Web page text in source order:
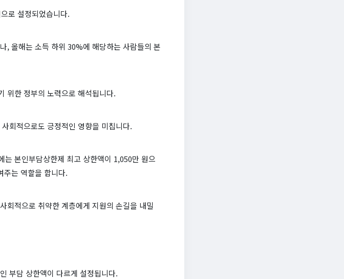
로 설정되었습니다.
, 올해는 소득 하위 30%에 해당하는 사람들의 본
위한 정부의 노력으로 해석됩니다.
회적으로도 긍정적인 영향을 미칩니다.
본인부담상한제 최고 상한액이 1,050만 원으
주는 역할을 합니다.
회적으로 취약한 계층에게 지원의 손길을 내밀
부담 상한액이 다르게 설정됩니다.